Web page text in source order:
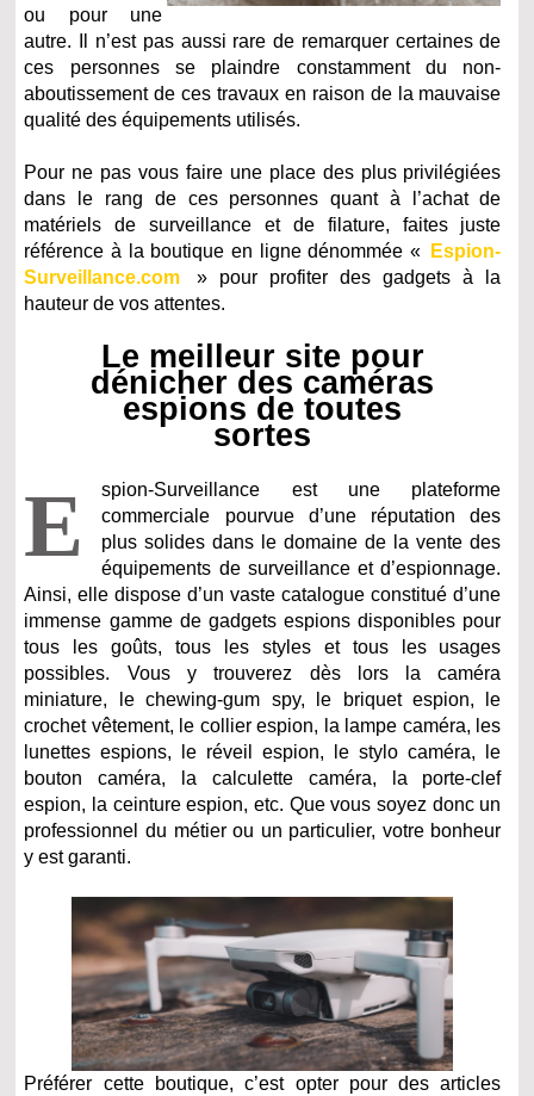
ou pour une
autre. Il n’est pas aussi rare de remarquer certaines de
ces personnes se plaindre constamment du non-
aboutissement de ces travaux en raison de la mauvaise
qualité des équipements utilisés.
Pour ne pas vous faire une place des plus privilégiées
dans le rang de ces personnes quant à l’achat de
matériels de surveillance et de filature, faites juste
référence à la boutique en ligne dénommée «
Espion-
Surveillance.com » pour profiter des gadgets à la
hauteur de vos attentes.
Le meilleur site pour
dénicher des caméras
espions de toutes
sortes
E
spion-Surveillance est une plateforme
commerciale pourvue d’une réputation des
plus solides dans le domaine de la vente des
équipements de surveillance et d’espionnage.
Ainsi, elle dispose d’un vaste catalogue constitué d’une
immense gamme de gadgets espions disponibles pour
tous les goûts, tous les styles et tous les usages
possibles. Vous y trouverez dès lors la caméra
miniature, le chewing-gum spy, le briquet espion, le
crochet vêtement, le collier espion, la lampe caméra, les
lunettes espions, le réveil espion, le stylo caméra, le
bouton caméra, la calculette caméra, la porte-clef
espion, la ceinture espion, etc. Que vous soyez donc un
professionnel du métier ou un particulier, votre bonheur
y est garanti.
Préférer cette boutique, c’est opter pour des articles